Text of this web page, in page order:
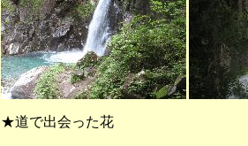
★道で出会った花